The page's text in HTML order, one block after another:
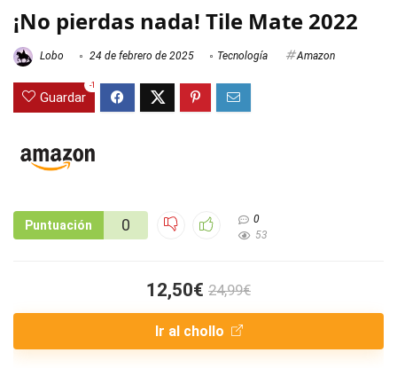
¡No pierdas nada! Tile Mate 2022
Lobo 24 de febrero de 2025 Tecnología Amazon
Guardar
-1
Puntuación 0
0
53
12,50€ 24,99€
Ir al chollo